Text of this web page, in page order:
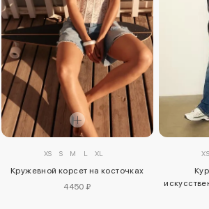
XS S M L XL
Кружевной корсет на косточках
4450 ₽
XS